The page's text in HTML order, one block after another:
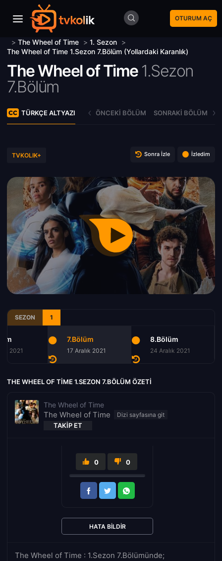
OTURUM AÇ
> The Wheel of Time > 1. Sezon >
The Wheel of Time 1.Sezon 7.Bölüm (Yollardaki Karanlık)
The Wheel of Time 1.Sezon
7.Bölüm
TÜRKÇE ALTYAZI ÖNCEKI BÖLÜM SONRAKI BÖLÜM
TVKOLIK+ Sonra İzle İzledim
SEZON 1
2021
7.Bölüm
17 Aralık 2021
8.Bölüm
24 Aralık 2021
THE WHEEL OF TIME 1.SEZON 7.BÖLÜM ÖZETI
The Wheel of Time
The Wheel of Time
TAKIP ET
The Wheel of Time : 1.Sezon 7.Bölümünde;
0 0
HATA BILDIR